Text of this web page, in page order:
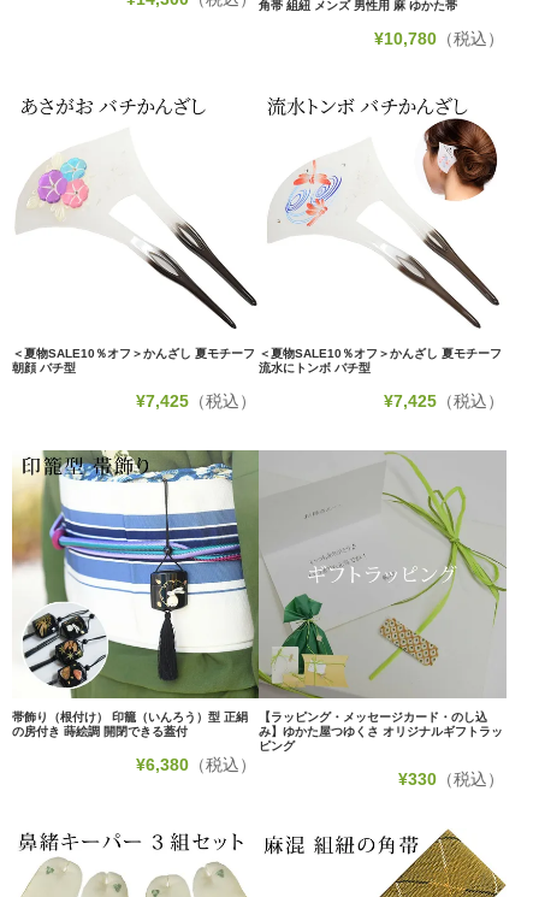
角帯 組紐 メンズ 男性用 麻 ゆかた帯
¥10,780（税込）
＜夏物SALE10％オフ＞かんざし 夏モチーフ
朝顔 バチ型
¥7,425 （税込）
＜夏物SALE10％オフ＞かんざし 夏モチーフ
流水にトンボ バチ型
¥7,425（税込）
帯飾り（根付け） 印籠（いんろう）型 正絹
の房付き 蒔絵調 開閉できる蓋付
¥6,380 （税込）
【ラッピング・メッセージカード・のし込
み】ゆかた屋つゆくさ オリジナルギフトラッ
ピング
¥330（税込）